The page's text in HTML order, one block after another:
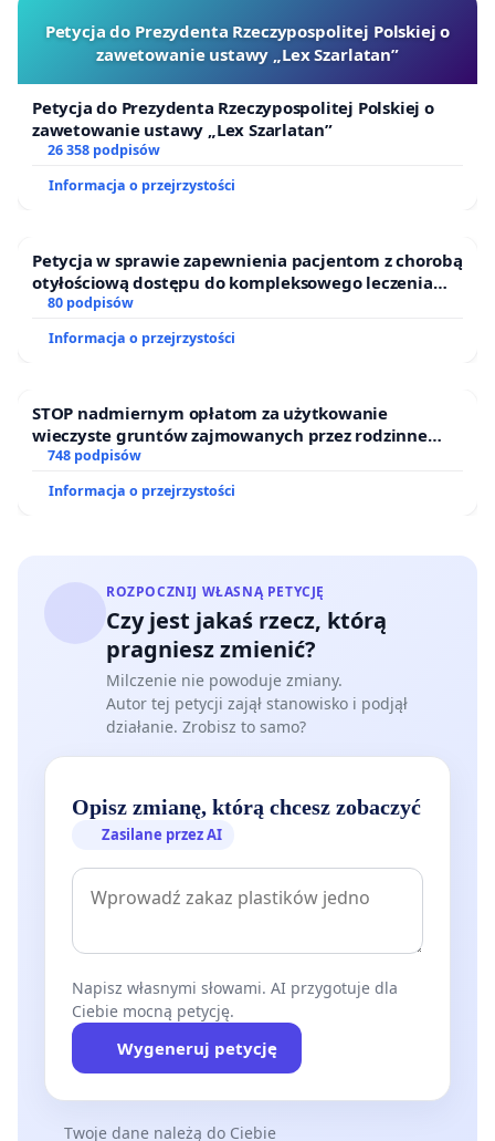
Petycja do Prezydenta Rzeczypospolitej Polskiej o
zawetowanie ustawy „Lex Szarlatan”
Petycja do Prezydenta Rzeczypospolitej Polskiej o
zawetowanie ustawy „Lex Szarlatan”
26 358 podpisów
Informacja o przejrzystości
Petycja w sprawie zapewnienia pacjentom z chorobą
otyłościową dostępu do kompleksowego leczenia
oraz programów profilaktycznych.
80 podpisów
Informacja o przejrzystości
STOP nadmiernym opłatom za użytkowanie
wieczyste gruntów zajmowanych przez rodzinne
ogrody działkowe.
748 podpisów
Informacja o przejrzystości
ROZPOCZNIJ WŁASNĄ PETYCJĘ
Czy jest jakaś rzecz, którą
pragniesz zmienić?
Milczenie nie powoduje zmiany.
Autor tej petycji zajął stanowisko i podjął
działanie. Zrobisz to samo?
Opisz zmianę, którą chcesz zobaczyć
Zasilane przez AI
Napisz własnymi słowami. AI przygotuje dla
Ciebie mocną petycję.
Wygeneruj petycję
Twoje dane należą do Ciebie